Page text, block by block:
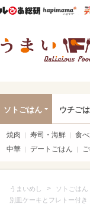
ウレぴあ総
ソトごはん ウチご
焼肉 寿司・海鮮 食
中華
デートごはん
うまいめし > ソトごはん
別皿ケーキとフレトー付